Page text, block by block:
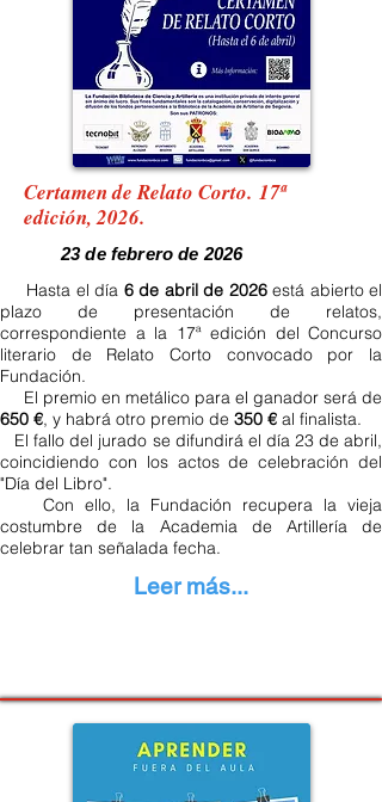
Certamen de Relato Corto. 17ª
edición, 2026.
23 de febrero de 2026
Hasta el día 6 de abril de 2026está abierto el
plazo de presentación de relatos,
correspondiente a la 17ª edición del Concurso
literario de Relato Corto convocado por la
Fundación.
El premio en metálico para el ganador será de
650 €, y habrá otro premio de 350 € al finalista.
El fallo del jurado se difundirá el día 23 de abril,
coincidiendo con los actos de celebración del
"Día del Libro".
Con ello, la Fundación recupera la vieja
costumbre de la Academia de Artillería de
celebrar tan señalada fecha.
Leer más...